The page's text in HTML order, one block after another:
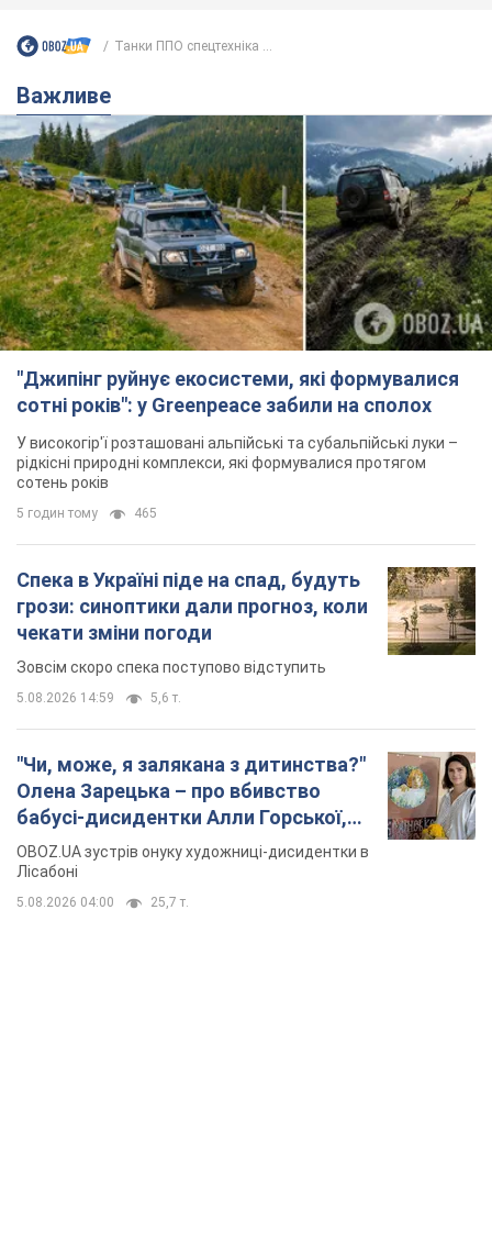
Танки ППО спецтехніка ...
Важливе
"Джипінг руйнує екосистеми, які формувалися
сотні років": у Greenpeace забили на сполох
У високогір'ї розташовані альпійські та субальпійські луки –
рідкісні природні комплекси, які формувалися протягом
сотень років
5 годин тому 465
Спека в Україні піде на спад, будуть
грози: синоптики дали прогноз, коли
чекати зміни погоди
Зовсім скоро спека поступово відступить
5.08.2026 14:59 5,6 т.
"Чи, може, я залякана з дитинства?"
Олена Зарецька – про вбивство
бабусі-дисидентки Алли Горської,
критику Дмитра Стуса та втечу в
Португалію з 5 дітьми
OBOZ.UA зустрів онуку художниці-дисидентки в
Лісабоні
5.08.2026 04:00 25,7 т.